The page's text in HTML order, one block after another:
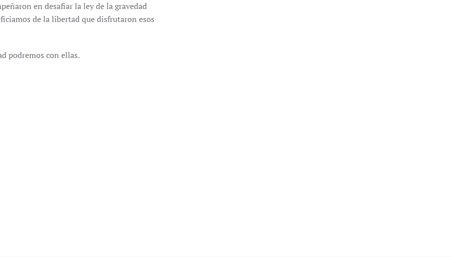
en desafiar la ley de la gravedad
de la libertad que disfrutaron esos
podremos con ellas.